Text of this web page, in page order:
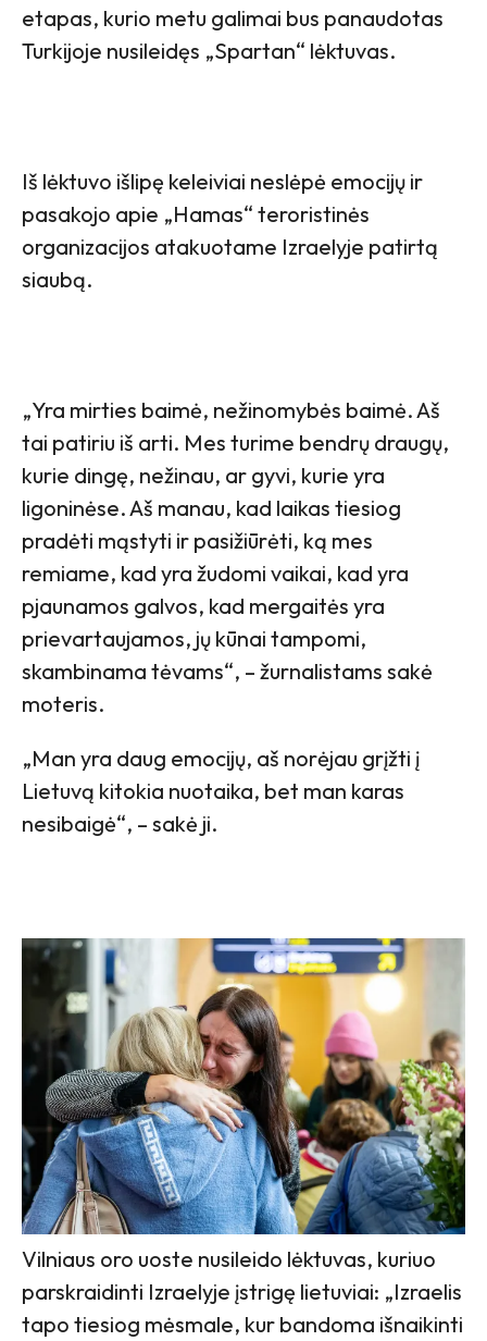
etapas, kurio metu galimai bus panaudotas
Turkijoje nusileidęs „Spartan“ lėktuvas.
Iš lėktuvo išlipę keleiviai neslėpė emocijų ir
pasakojo apie „Hamas“ teroristinės
organizacijos atakuotame Izraelyje patirtą
siaubą.
„Yra mirties baimė, nežinomybės baimė. Aš
tai patiriu iš arti. Mes turime bendrų draugų,
kurie dingę, nežinau, ar gyvi, kurie yra
ligoninėse. Aš manau, kad laikas tiesiog
pradėti mąstyti ir pasižiūrėti, ką mes
remiame, kad yra žudomi vaikai, kad yra
pjaunamos galvos, kad mergaitės yra
prievartaujamos, jų kūnai tampomi,
skambinama tėvams“, – žurnalistams sakė
moteris.
„Man yra daug emocijų, aš norėjau grįžti į
Lietuvą kitokia nuotaika, bet man karas
nesibaigė“, – sakė ji.
Vilniaus oro uoste nusileido lėktuvas, kuriuo
parskraidinti Izraelyje įstrigę lietuviai: „Izraelis
tapo tiesiog mėsmale, kur bandoma išnaikinti